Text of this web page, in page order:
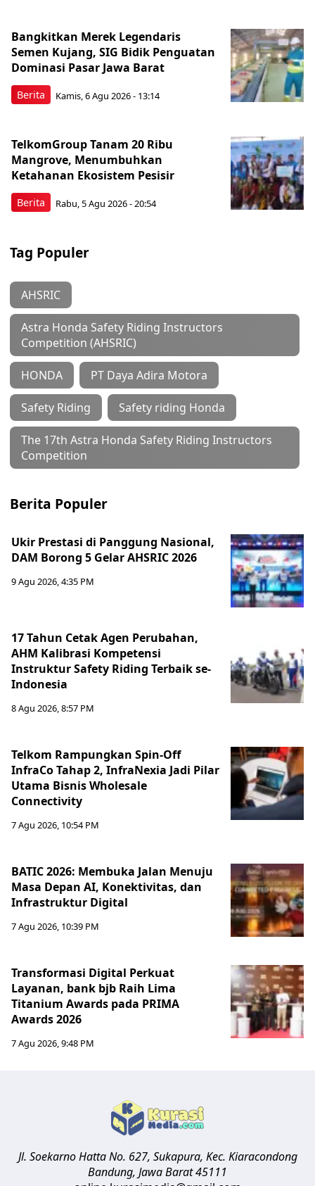
Berita
Bangkitkan Merek Legendaris
Semen Kujang, SIG Bidik Penguatan
Dominasi Pasar Jawa Barat
Kamis, 6 Agu 2026 - 13:14
Berita
TelkomGroup Tanam 20 Ribu
Mangrove, Menumbuhkan
Ketahanan Ekosistem Pesisir
Rabu, 5 Agu 2026 - 20:54
Tag Populer
AHSRIC
Astra Honda Safety Riding Instructors
Competition (AHSRIC)
HONDA PT Daya Adira Motora
Safety Riding Safety riding Honda
The 17th Astra Honda Safety Riding Instructors
Competition
Berita Populer
Ukir Prestasi di Panggung Nasional,
DAM Borong 5 Gelar AHSRIC 2026
9 Agu 2026, 4:35 PM
17 Tahun Cetak Agen Perubahan,
AHM Kalibrasi Kompetensi
Instruktur Safety Riding Terbaik se-
Indonesia
8 Agu 2026, 8:57 PM
Telkom Rampungkan Spin-Off
InfraCo Tahap 2, InfraNexia Jadi Pilar
Utama Bisnis Wholesale
Connectivity
7 Agu 2026, 10:54 PM
BATIC 2026: Membuka Jalan Menuju
Masa Depan AI, Konektivitas, dan
Infrastruktur Digital
7 Agu 2026, 10:39 PM
Transformasi Digital Perkuat
Layanan, bank bjb Raih Lima
Titanium Awards pada PRIMA
Awards 2026
7 Agu 2026, 9:48 PM
Jl. Soekarno Hatta No. 627, Sukapura, Kec. Kiaracondong
Bandung, Jawa Barat45111